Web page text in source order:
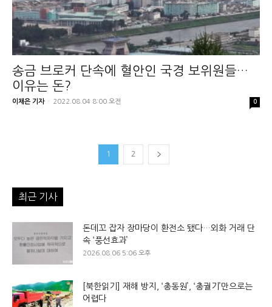
송금 브로커 단속에 혈안인 국경 보위원들…
이유는 돈?
이채은 기자 - 2022.08.04 8:00 오전 0
1 2
최근 기사
돈데꼬 잡자 장마당이 환전소 됐다…외화 거래 단
속 ‘풍선효과’
2026.08.06 5:06 오후
[북한읽기] 재해 방지, ‘총동원’, ‘총궐기’만으로는
어렵다